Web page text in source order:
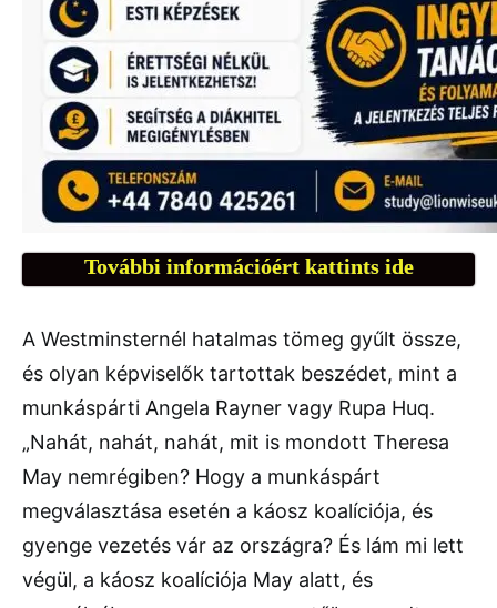
További információért kattints ide
A Westminsternél hatalmas tömeg gyűlt össze,
és olyan képviselők tartottak beszédet, mint a
munkáspárti Angela Rayner vagy Rupa Huq.
„Nahát, nahát, nahát, mit is mondott Theresa
May nemrégiben? Hogy a munkáspárt
megválasztása esetén a káosz koalíciója, és
gyenge vezetés vár az országra? És lám mi lett
végül, a káosz koalíciója May alatt, és